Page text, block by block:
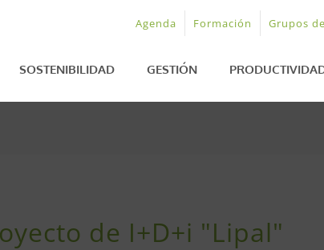
Agenda Formación Grupos
SOSTENIBILIDAD GESTIÓN
de I+D+i "Lipal"